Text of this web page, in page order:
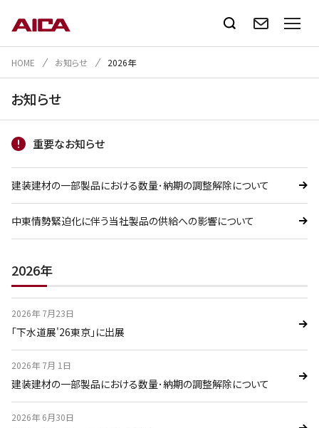
HOME お知らせ 2026年
お知らせ
重要なお知らせ
建装建材の一部製品における数量･納期の調整解除について
中東情勢緊迫化に伴う当社製品の供給への影響について
2026年
2026年 7月23日
｢下水道展'26東京｣に出展
2026年 7月 1日
建装建材の一部製品における数量･納期の調整解除について
2026年 6月30日